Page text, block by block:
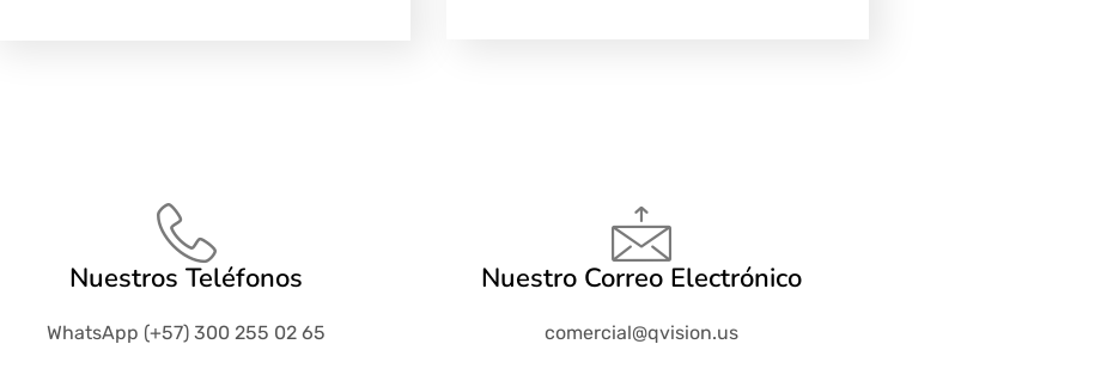
Nuestros Teléfonos
WhatsApp (+57) 300 255 02 65
Nuestro Correo Electrónico
comercial@qvision.us